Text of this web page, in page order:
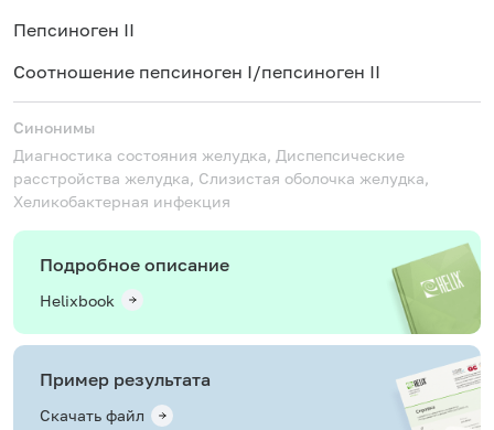
Пепсиноген II
Соотношение пепсиноген I/пепсиноген II
Синонимы
Диагностика состояния желудка, Диспепсические
расстройства желудка, Слизистая оболочка желудка,
Хеликобактерная инфекция
Подробное описание
Helixbook
Пример результата
Скачать файл